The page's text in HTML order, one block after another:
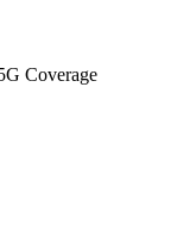
Coverage